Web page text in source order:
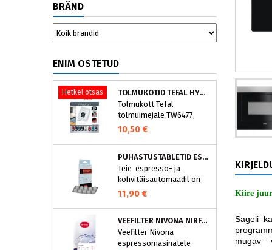
BRÄND
ENIM OSTETUD
Hetkel otsas
TOLMUKOTID TEFAL HYGIENE+ ZR200540 (4 TK)
Tolmukott Tefal
tolmuimejale TW6477,
TW6886..
10,50 €
PUHASTUSTABLETID ESPRESSOMASINALE, NIVONA 390701200
Teie espresso- ja
kohvitäisautomaadil on
integreeritud
puhastusprogramm.
NIVONA puhastustabletid
on loodud spetsiaalselt
selle programmi jaoks ja
eraldavad mustuse nagu
11,90 €
VEEFILTER NIVONA NIRF701
Veefilter Nivona
espressomasinatele
Kiire
Sageli
mugav –